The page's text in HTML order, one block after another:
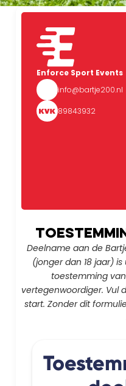
Enforce Sport Events
info@bartje200.nl
89843932
Deelname aan de
(jonger dan 18 jaar)
toestemming
vertegenwoordiger. Vul
start. Zonder dit